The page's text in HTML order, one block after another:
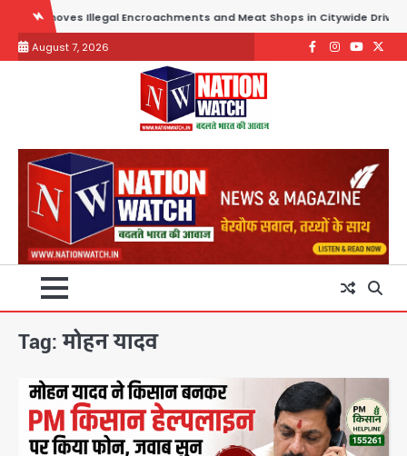
content
Illegal Encroachments and Meat Shops in Citywide Drive
August 7, 2026 FacebookInstagram
youtube
Tag:मोहन यादव